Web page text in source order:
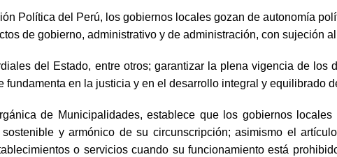
Política del Perú, los gobiernos locales gozan de autonomía
de gobierno, administrativo y de administración, con sujeción
del Estado, entre otros; garantizar la plena vigencia de los
en la justicia y en el desarrollo integral y equilibrado
de Municipalidades, establece que los gobiernos
y armónico de su circunscripción; asimismo el
o servicios cuando su funcionamiento está